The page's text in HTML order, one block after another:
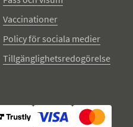
Vaccinationer
Policy för sociala medier
Tillgänglighetsredogörelse